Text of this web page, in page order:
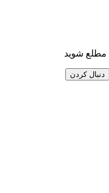
مطلع شوید
دنبال کردن